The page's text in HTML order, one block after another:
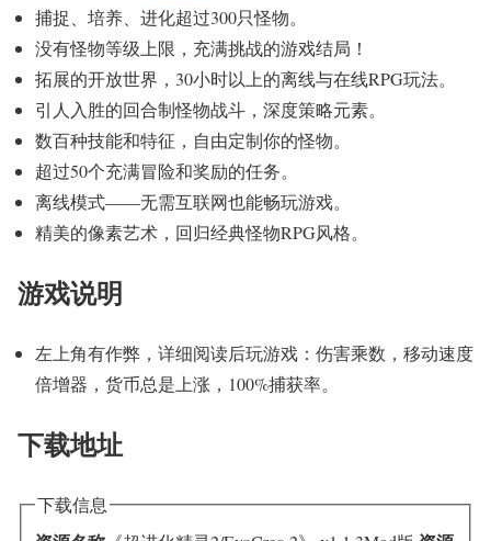
捕捉、培养、进化超过300只怪物。
没有怪物等级上限，充满挑战的游戏结局！
拓展的开放世界，30小时以上的离线与在线RPG玩法。
引人入胜的回合制怪物战斗，深度策略元素。
数百种技能和特征，自由定制你的怪物。
超过50个充满冒险和奖励的任务。
离线模式——无需互联网也能畅玩游戏。
精美的像素艺术，回归经典怪物RPG风格。
游戏说明
左上角有作弊，详细阅读后玩游戏：伤害乘数，移动速度
倍增器，货币总是上涨，100%捕获率。
下载地址
下载信息